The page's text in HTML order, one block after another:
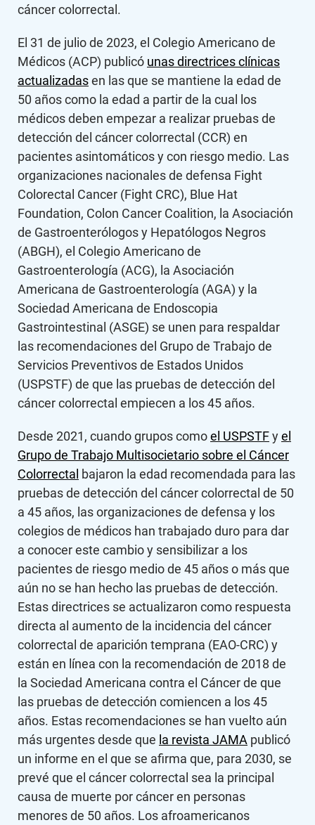
cáncer colorrectal.
El 31 de julio de 2023, el Colegio Americano de
Médicos (ACP) publicó unas directrices clínicas
actualizadasen las que se mantiene la edad de
50 años como la edad a partir de la cual los
médicos deben empezar a realizar pruebas de
detección del cáncer colorrectal (CCR) en
pacientes asintomáticos y con riesgo medio. Las
organizaciones nacionales de defensa Fight
Colorectal Cancer (Fight CRC), Blue Hat
Foundation, Colon Cancer Coalition, la Asociación
de Gastroenterólogos y Hepatólogos Negros
(ABGH), el Colegio Americano de
Gastroenterología (ACG), la Asociación
Americana de Gastroenterología (AGA) y la
Sociedad Americana de Endoscopia
Gastrointestinal (ASGE) se unen para respaldar
las recomendaciones del Grupo de Trabajo de
Servicios Preventivos de Estados Unidos
(USPSTF) de que las pruebas de detección del
cáncer colorrectal empiecen a los 45 años.
Desde 2021, cuando grupos comoel USPSTFyel
Grupo de Trabajo Multisocietario sobre el Cáncer
Colorrectal bajaron la edad recomendada para las
pruebas de detección del cáncer colorrectal de 50
a 45 años, las organizaciones de defensa y los
colegios de médicos han trabajado duro para dar
a conocer este cambio y sensibilizar a los
pacientes de riesgo medio de 45 años o más que
aún no se han hecho las pruebas de detección.
Estas directrices se actualizaron como respuesta
directa al aumento de la incidencia del cáncer
colorrectal de aparición temprana (EAO-CRC) y
están en línea con la recomendación de 2018 de
la Sociedad Americana contra el Cáncer de que
las pruebas de detección comiencen a los 45
años. Estas recomendaciones se han vuelto aún
más urgentes desde que la revista JAMA publicó
un informe en el que se afirma que, para 2030, se
prevé que el cáncer colorrectal sea la principal
causa de muerte por cáncer en personas
menores de 50 años. Los afroamericanos